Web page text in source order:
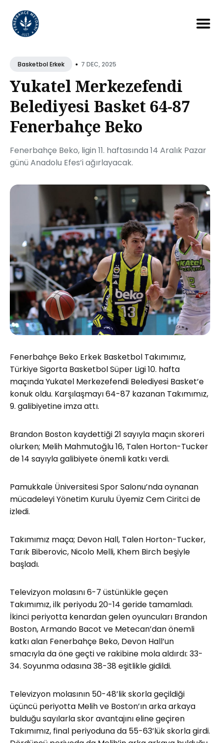
Blog
Basketbol Erkek • 7 DEC, 2025
Yukatel Merkezefendi
Belediyesi Basket 64-87
Fenerbahçe Beko
Fenerbahçe Beko, ligin 11. haftasında 14 Aralık Pazar
günü Anadolu Efes’i ağırlayacak.
Fenerbahçe Beko Erkek Basketbol Takımımız,
Türkiye Sigorta Basketbol Süper Ligi 10. hafta
maçında Yukatel Merkezefendi Belediyesi Basket’e
konuk oldu. Karşılaşmayı 64-87 kazanan Takımımız,
9. galibiyetine imza attı.
Brandon Boston kaydettiği 21 sayıyla maçın skoreri
olurken; Melih Mahmutoğlu 16, Talen Horton-Tucker
de 14 sayıyla galibiyete önemli katkı verdi.
Pamukkale Üniversitesi Spor Salonu’nda oynanan
mücadeleyi Yönetim Kurulu Üyemiz Cem Ciritci de
izledi.
Takımımız maça; Devon Hall, Talen Horton-Tucker,
Tarık Biberovic, Nicolo Melli, Khem Birch beşiyle
başladı.
Televizyon molasını 6-7 üstünlükle geçen
Takımımız, ilk periyodu 20-14 geride tamamladı.
İkinci periyotta kenardan gelen oyuncuları Brandon
Boston, Armando Bacot ve Metecan’dan önemli
katkı alan Fenerbahçe Beko, Devon Hall’un
smacıyla da öne geçti ve rakibine mola aldırdı: 33-
34. Soyunma odasına 38-38 eşitlikle gidildi.
Televizyon molasının 50-48’lik skorla geçildiği
üçüncü periyotta Melih ve Boston’ın arka arkaya
bulduğu sayılarla skor avantajını eline geçiren
Takımımız, final periyoduna da 55-63’lük skorla girdi.